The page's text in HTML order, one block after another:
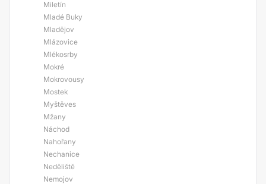
Miletín
Mladé Buky
Mladějov
Mlázovice
Mlékosrby
Mokré
Mokrovousy
Mostek
Myštěves
Mžany
Náchod
Nahořany
Nechanice
Neděliště
Nemojov